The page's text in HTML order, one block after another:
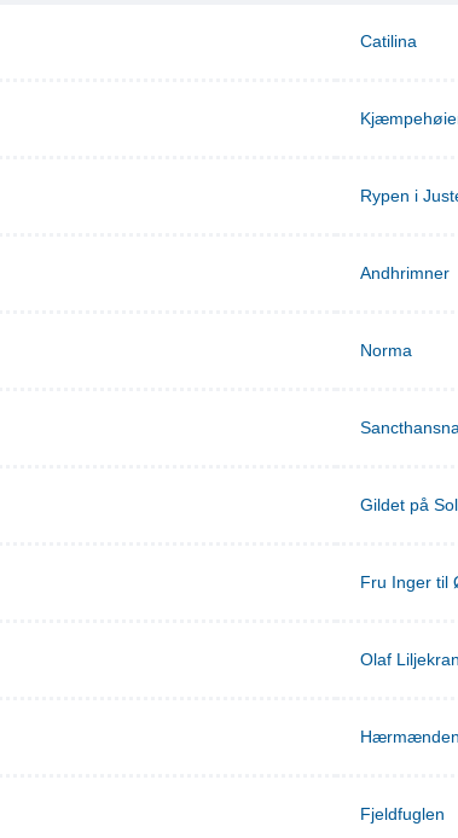
Catilina
Rypen i
Andhrimner
Norma
Gildet på
Fru Inger til
Olaf
Fjeldfuglen